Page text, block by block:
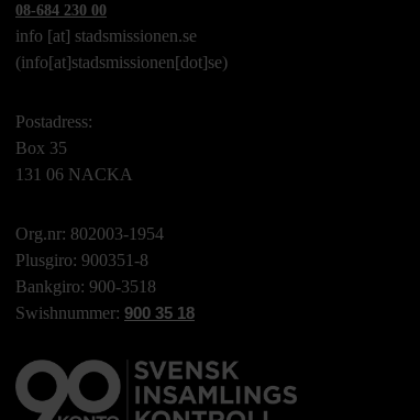
08-684 230 00
info [at] stadsmissionen.se
(info[at]stadsmissionen[dot]se)
Postadress:
Box 35
131 06 NACKA
Org.nr: 802003-1954
Plusgiro: 900351-8
Bankgiro: 900-3518
Swishnummer: 900 35 18